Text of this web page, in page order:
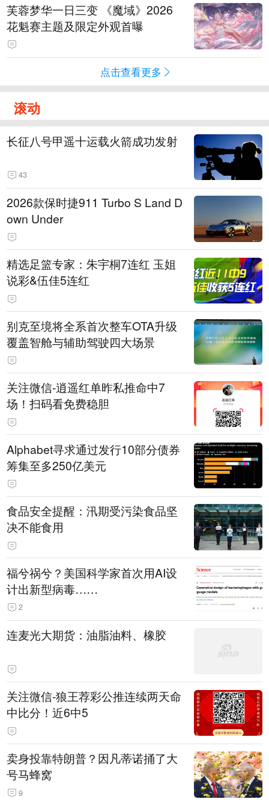
芙蓉梦华一日三变 《魔域》2026
花魁赛主题及限定外观首曝
点击查看更多
滚动
长征八号甲遥十运载火箭成功发射
43
2026款保时捷911 Turbo S Land D
own Under
精选足篮专家：朱宇桐7连红 玉姐
说彩&伍佳5连红
别克至境将全系首次整车OTA升级
覆盖智舱与辅助驾驶四大场景
关注微信-逍遥红单昨私推命中7
场！扫码看免费稳胆
Alphabet寻求通过发行10部分债券
筹集至多250亿美元
食品安全提醒：汛期受污染食品坚
决不能食用
福兮祸兮？美国科学家首次用AI设
计出新型病毒……
2
连麦光大期货：油脂油料、橡胶
关注微信-狼王荐彩公推连续两天命
中比分！近6中5
卖身投靠特朗普？因凡蒂诺捅了大
号马蜂窝
9